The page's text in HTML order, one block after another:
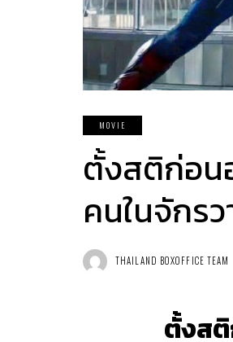
MOVIE
ตั้งสติก่อน
คนในจักร
THAILAND BOXOFFICE TEAM
ตั้งส